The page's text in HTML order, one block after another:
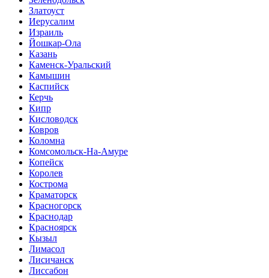
Златоуст
Иерусалим
Израиль
Йошкар-Ола
Казань
Каменск-Уральский
Камышин
Каспийск
Керчь
Кипр
Кисловодск
Ковров
Коломна
Комсомольск-На-Амуре
Копейск
Королев
Кострома
Краматорск
Красногорск
Краснодар
Красноярск
Кызыл
Лимасол
Лисичанск
Лиссабон